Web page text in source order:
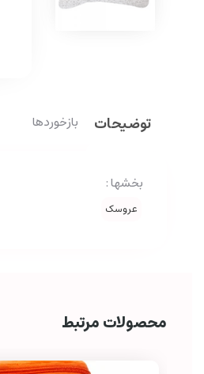
توضیحات بازخوردها
بخشها :
عروسک
محصولات مرتبط